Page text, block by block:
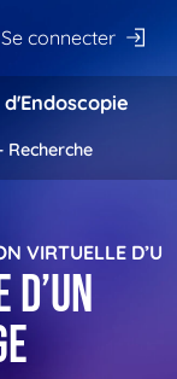
Se connecter
Recherche
VIRTUELLE